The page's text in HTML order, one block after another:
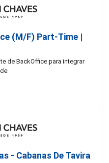
(M/F) Part-Time |
de BackOffice para integrar
- Cabanas De Tavira